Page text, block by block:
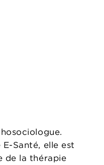
Santé, elle est
de la thérapie